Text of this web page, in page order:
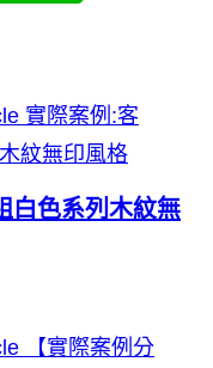
白色系列木紋無